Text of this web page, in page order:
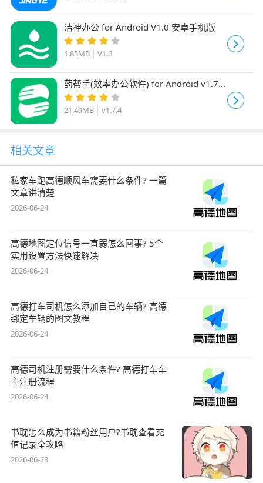
洁神办公 for Android V1.0 安卓手机版
1.83MB V1.0
药帮手(效率办公软件) for Android v1.7.4
安卓版
21.49MB v1.7.4
相关文章
私家车跑高德顺风车需要什么条件? 一篇
文章讲清楚
2026-06-24
高德地图定位信号一直弱怎么回事? 5个
实用设置方法快速解决
2026-06-24
高德打车司机怎么添加自己的车辆? 高德
绑定车辆的图文教程
2026-06-24
高德司机注册需要什么条件? 高德打车车
主注册流程
2026-06-24
书耽怎么成为书籍粉丝用户?书耽查看充
值记录全攻略
2026-06-23